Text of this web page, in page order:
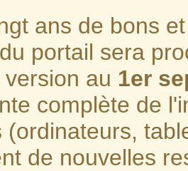
ans de bons
portail sera
au 1er
complète de
(ordinateurs,
de nouvelles